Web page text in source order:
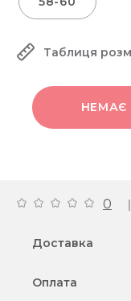
Таблиця
НЕМАЄ
0 |
Доставка
Оплата